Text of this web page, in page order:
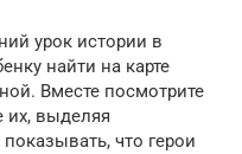
урок истории в
найти на карте
Вместе посмотрите
их, выделяя
что герои